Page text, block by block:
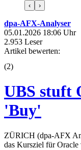
‹ ›
dpa-AFX-Analyser
05.01.2026 18:06 Uhr
2.953 Leser
Artikel bewerten:
(2)
UBS stuft
'Buy'
ZÜRICH (dpa-AFX
das Kursziel für